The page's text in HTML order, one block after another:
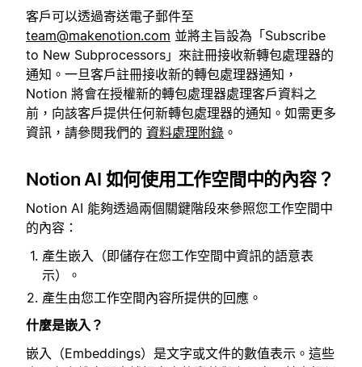
客戶可以透過寄送電子郵件至
team@makenotion.com 並將主旨設為「Subscribe
to New Subprocessors」來註冊接收新轉包處理器的
通知。一旦客戶註冊接收新的轉包處理器通知，
Notion 將會在授權新的轉包處理器處理客戶資料之
前，向該客戶提供任何新轉包處理器的通知。如需更多
資訊，請參閱我們的 資料處理附錄 。
Notion AI 如何使用工作空間中的內容？
Notion AI 能夠透過兩個關鍵階段來參照您工作空間中
的內容：
產生嵌入（即儲存在您工作空間中資訊的語意表
示）。
產生由您工作空間內容所提供的回應。
什麼是嵌入？
嵌入（Embeddings）是文字或文件的數值表示。這些